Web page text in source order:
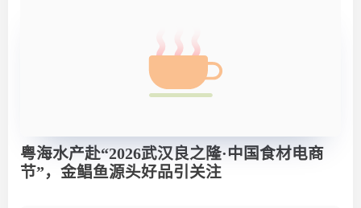
粤海水产赴“2026武汉良之隆·中国食材电商
节”，金鲳鱼源头好品引关注